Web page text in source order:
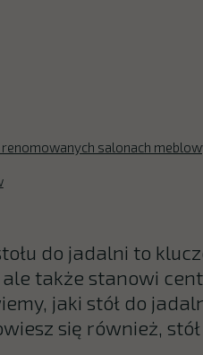
salonach
do jadalni to
ale także stanowi
jaki stół do
się również,